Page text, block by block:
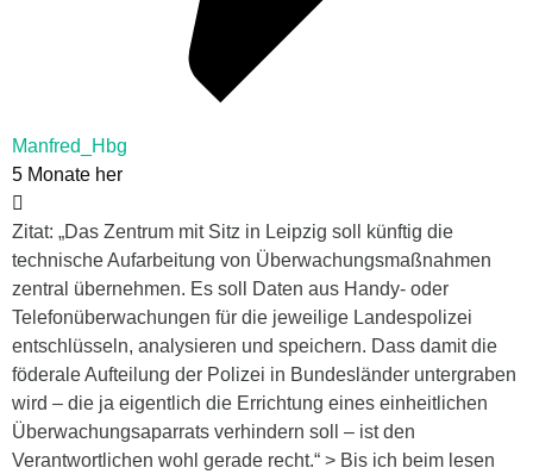
Manfred_Hbg
5 Monate her
Zitat: „Das Zentrum mit Sitz in Leipzig soll künftig die
technische Aufarbeitung von Überwachungsmaßnahmen
zentral übernehmen. Es soll Daten aus Handy- oder
Telefonüberwachungen für die jeweilige Landespolizei
entschlüsseln, analysieren und speichern. Dass damit die
föderale Aufteilung der Polizei in Bundesländer untergraben
wird – die ja eigentlich die Errichtung eines einheitlichen
Überwachungsaparrats verhindern soll – ist den
Verantwortlichen wohl gerade recht.“ > Bis ich beim lesen